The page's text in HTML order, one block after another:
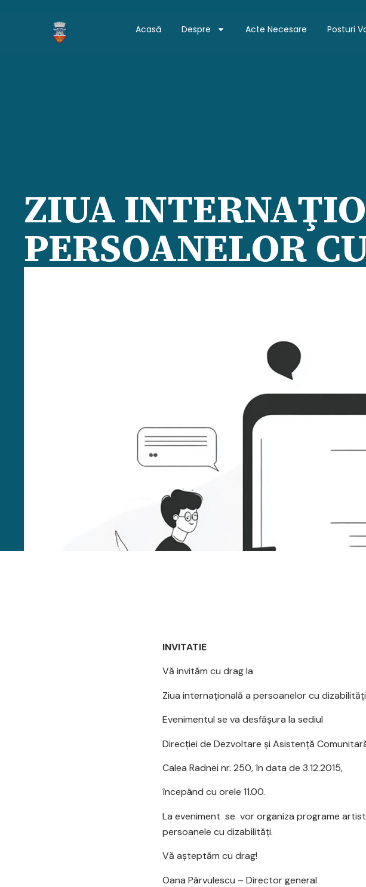
Acasă Despre Acte Necesare Posturi
ZIUA
PERSOANELOR
INVITATIE
Vă invităm cu drag la
Ziua internaţională a persoanelor cu
Evenimentul se va desfăşura la sediul
Direcţiei de Dezvoltare şi Asistenţă
Calea Radnei nr. 250, în data de 3.12.2015,
începând cu orele 11.00.
La eveniment se vor organiza programe
persoanele cu dizabilităţi.
Vă aşteptăm cu drag!
Oana Pârvulescu – Director general